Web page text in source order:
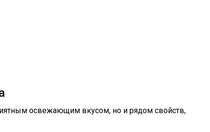
освежающим вкусом, но и рядом свойств,